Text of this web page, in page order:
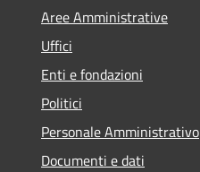
Aree Amministrative
Uffici
Enti e fondazioni
Politici
Personale Amministrativo
Documenti e dati